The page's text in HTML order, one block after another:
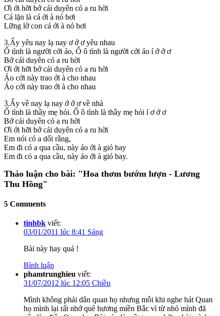
Ơi ới hỡi bớ cái duyên có a ru hời
Cá lặn là cá ới à nó bơi
Lững lờ con cá ới à nó bơi
3.Ấy yêu nay lạ nay ơ ớ ơ yêu nhau
Ố tình là người cởi áo, Ố ô tình là người cởi áo í ớ ớ ơ
Bớ cái duyên có a ru hời
Ơi ới hỡi bớ cái duyên có a ru hời
Áo cởi này trao ới à cho nhau
Áo cởi này trao ới à cho nhau
3.Ấy về nay lạ nay ớ ớ ơ về nhà
Ố tình là thầy mẹ hỏi. Ố ô tình là thầy mẹ hỏi í ơ ớ ơ
Bớ cái duyên có a ru hời
Ơi ới hỡi bớ cái duyên có a ru hời
Em nói có a dối rằng,
Em đi có a qua cầu, này áo ới à gió bay
Em đi có a qua cầu, này áo ới à gió bay.
Thảo luận cho bài: "Hoa thơm bướm lượn - Lương
Thu Hồng"
5 Comments
tinhbk viết:
03/01/2011 lúc 8:41 Sáng
Bài này hay quá !
Bình luận
phamtrunghieu viết:
31/07/2012 lúc 12:05 Chiều
Mình không phải dân quan họ nhưng mỗi khi nghe hát Quan
họ mình lại rất nhớ quê hương miền Bắc vì từ nhỏ mình đã